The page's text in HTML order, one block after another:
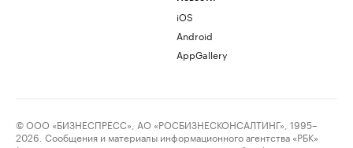
iOS
Android
AppGallery
© ООО «БИЗНЕСПРЕСС», АО «РОСБИЗНЕСКОНСАЛТИНГ», 1995–
2026. Сообщения и материалы информационного агентства «РБК»